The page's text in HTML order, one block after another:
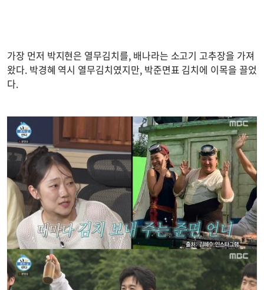
가장 먼저 박지현은 열무김치를, 배나라는 소고기 고추장을 가져
왔다. 박경혜 역시 열무김치였지만, 박준면표 김치에 이목을 끌었
다.